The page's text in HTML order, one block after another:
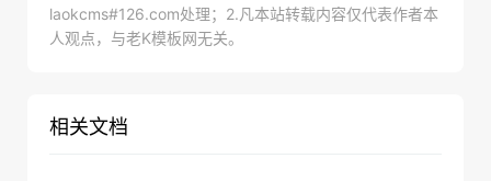
laokcms#126.com处理；2.凡本站转载内容仅代表作者本
人观点，与老K模板网无关。
相关文档